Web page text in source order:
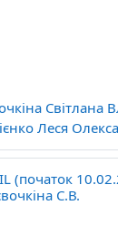
Світлана
Леся
(початок
С.В.